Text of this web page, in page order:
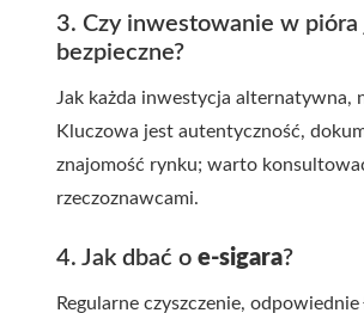
3. Czy inwestowanie w pióra
bezpieczne?
Jak każda inwestycja alternatywna,
Kluczowa jest autentyczność,
znajomość rynku; warto
rzeczoznawcami.
4. Jak dbać o e-sigara?
Regularne czyszczenie, odpowiednie